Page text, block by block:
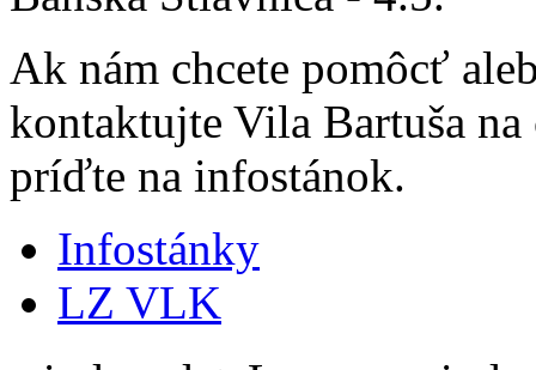
Ak nám chcete pomôcť
kontaktujte Vila Bartuša
príďte na infostánok.
Infostánky
LZ VLK